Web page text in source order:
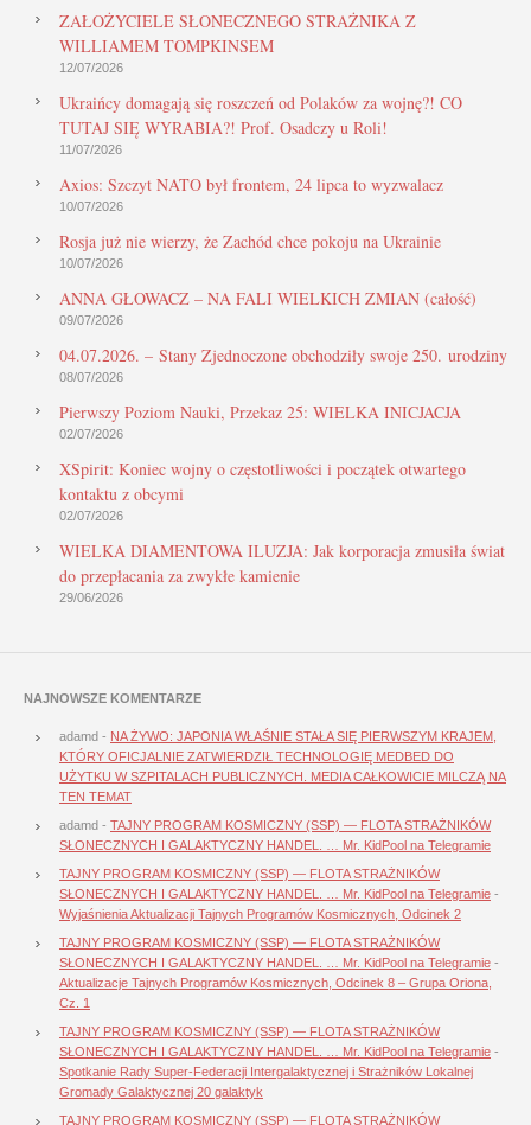
ZAŁOŻYCIELE SŁONECZNEGO STRAŻNIKA Z
WILLIAMEM TOMPKINSEM
12/07/2026
Ukraińcy domagają się roszczeń od Polaków za wojnę?! CO
TUTAJ SIĘ WYRABIA?! Prof. Osadczy u Roli!
11/07/2026
Axios: Szczyt NATO był frontem, 24 lipca to wyzwalacz
10/07/2026
Rosja już nie wierzy, że Zachód chce pokoju na Ukrainie
10/07/2026
ANNA GŁOWACZ – NA FALI WIELKICH ZMIAN (całość)
09/07/2026
04.07.2026. – Stany Zjednoczone obchodziły swoje 250. urodziny
08/07/2026
Pierwszy Poziom Nauki, Przekaz 25: WIELKA INICJACJA
02/07/2026
XSpirit: Koniec wojny o częstotliwości i początek otwartego
kontaktu z obcymi
02/07/2026
WIELKA DIAMENTOWA ILUZJA: Jak korporacja zmusiła świat
do przepłacania za zwykłe kamienie
29/06/2026
NAJNOWSZE KOMENTARZE
adamd - NA ŻYWO: JAPONIA WŁAŚNIE STAŁA SIĘ PIERWSZYM KRAJEM,
KTÓRY OFICJALNIE ZATWIERDZIŁ TECHNOLOGIĘ MEDBED DO
UŻYTKU W SZPITALACH PUBLICZNYCH. MEDIA CAŁKOWICIE MILCZĄ NA
TEN TEMAT
adamd - TAJNY PROGRAM KOSMICZNY (SSP) — FLOTA STRAŻNIKÓW
SŁONECZNYCH I GALAKTYCZNY HANDEL. … Mr. KidPool na Telegramie
TAJNY PROGRAM KOSMICZNY (SSP) — FLOTA STRAŻNIKÓW
SŁONECZNYCH I GALAKTYCZNY HANDEL. … Mr. KidPool na Telegramie -
Wyjaśnienia Aktualizacji Tajnych Programów Kosmicznych, Odcinek 2
TAJNY PROGRAM KOSMICZNY (SSP) — FLOTA STRAŻNIKÓW
SŁONECZNYCH I GALAKTYCZNY HANDEL. … Mr. KidPool na Telegramie -
Aktualizacje Tajnych Programów Kosmicznych, Odcinek 8 – Grupa Oriona,
Cz. 1
TAJNY PROGRAM KOSMICZNY (SSP) — FLOTA STRAŻNIKÓW
SŁONECZNYCH I GALAKTYCZNY HANDEL. … Mr. KidPool na Telegramie -
Spotkanie Rady Super-Federacji Intergalaktycznej i Strażników Lokalnej
Gromady Galaktycznej 20 galaktyk
TAJNY PROGRAM KOSMICZNY (SSP) — FLOTA STRAŻNIKÓW